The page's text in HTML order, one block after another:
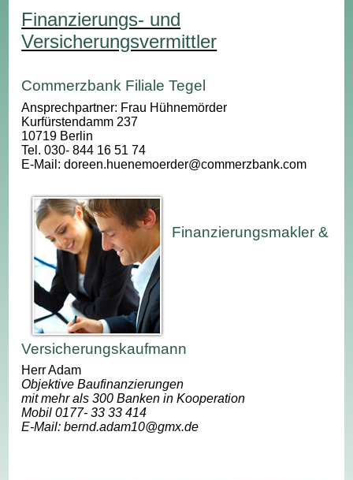
Finanzierungs- und
Versicherungsvermittler
Commerzbank Filiale Tegel
Ansprechpartner: Frau Hühnemörder
Kurfürstendamm 237
10719 Berlin
Tel. 030- 844 16 51 74
E-Mail: doreen.huenemoerder@commerzbank.com
Finanzierungsmakler &
Versicherungskaufmann
Herr Adam
Objektive Baufinanzierungen
mit mehr als 300 Banken in Kooperation
Mobil 0177- 33 33 414
E-Mail: bernd.adam10@gmx.de